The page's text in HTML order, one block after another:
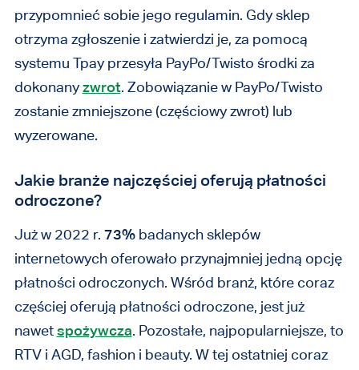
przypomnieć sobie jego regulamin. Gdy sklep
otrzyma zgłoszenie i zatwierdzi je, za pomocą
systemu Tpay przesyła PayPo/Twisto środki za
dokonanyzwrot. Zobowiązanie w PayPo/Twisto
zostanie zmniejszone (częściowy zwrot) lub
wyzerowane.
Jakie branże najczęściej oferują płatności
odroczone?
Już w 2022 r. 73%badanych sklepów
internetowych oferowało przynajmniej jedną opcję
płatności odroczonych. Wśród branż, które coraz
częściej oferują płatności odroczone, jest już
nawetspożywcza. Pozostałe, najpopularniejsze, to
RTV i AGD, fashion i beauty. W tej ostatniej coraz